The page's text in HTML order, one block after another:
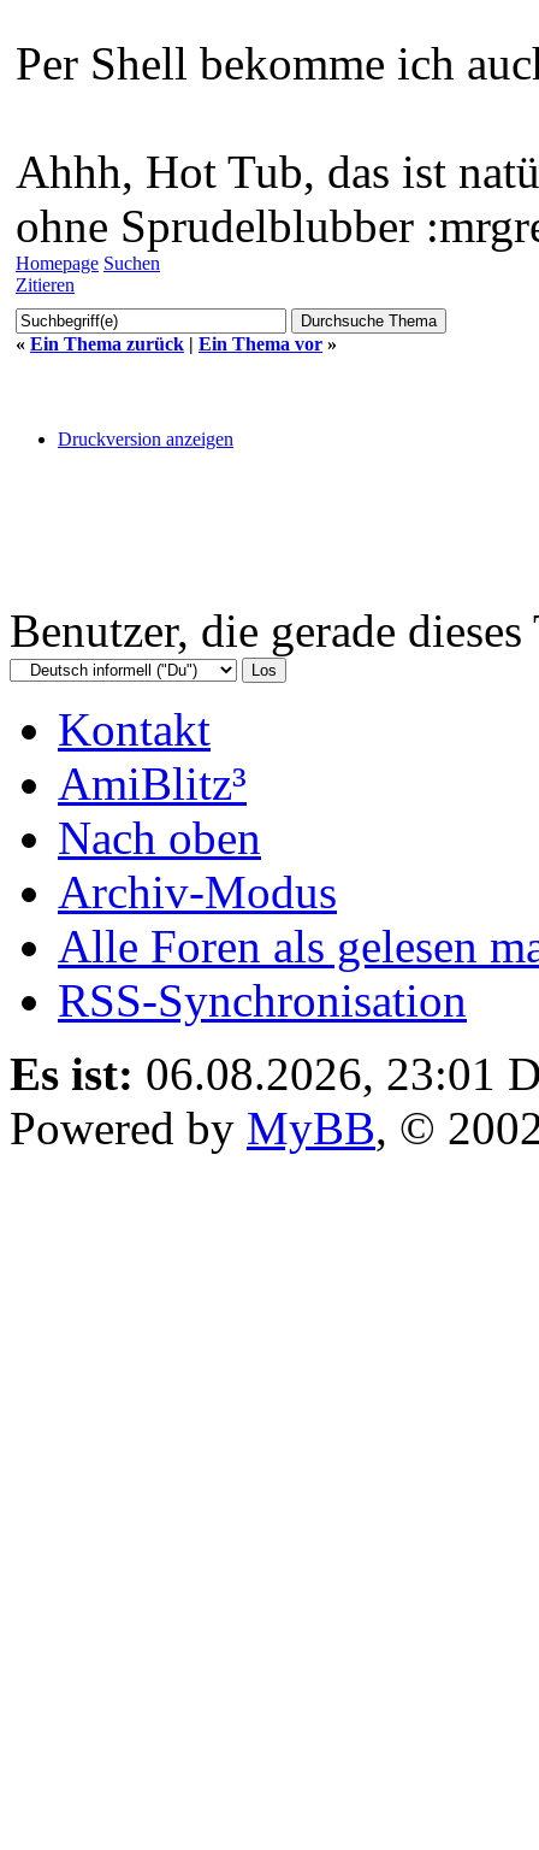
Per Shell bekomme ich
Ahhh, Hot Tub, das ist
ohne Sprudelblubber
Homepage Suchen
Zitieren
« Ein Thema zurück | Ein Thema vor »
Druckversion anzeigen
Benutzer, die gerade
Kontakt
AmiBlitz³
Nach oben
Archiv-Modus
Alle Foren als gelesen
RSS-Synchronisation
Es ist: 06.08.2026, 23:01
Powered by MyBB, ©